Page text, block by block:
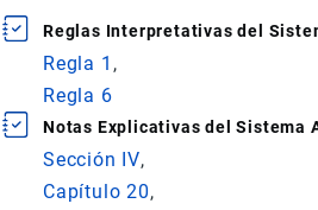
Reglas Interpretativas del
Regla 1
Regla 6
Notas Explicativas del Sistema
Sección IV
Capítulo 20